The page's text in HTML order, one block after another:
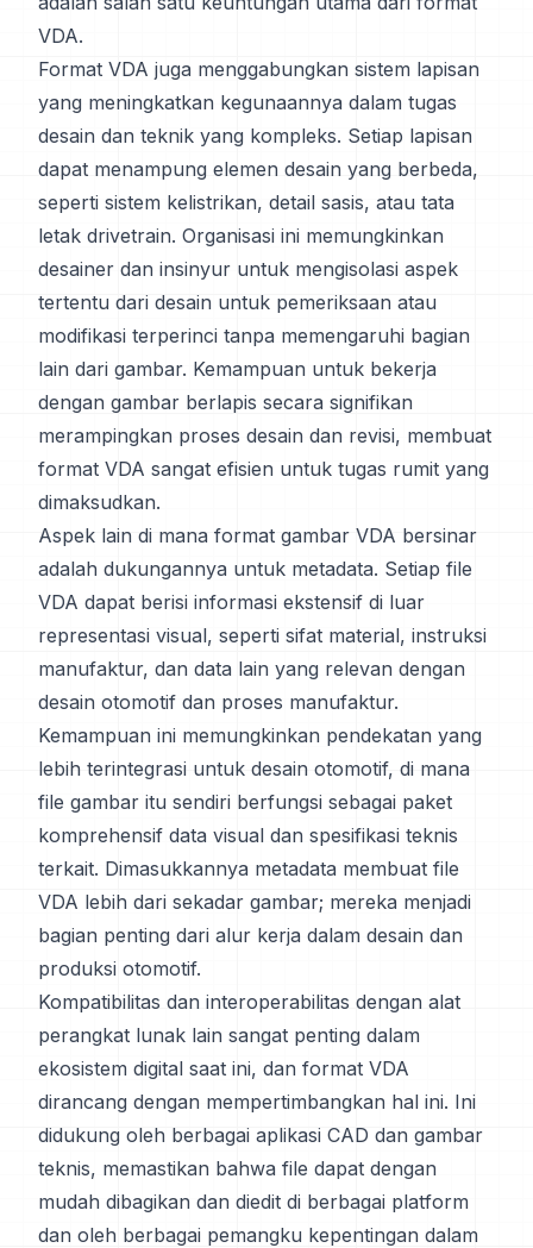
VDA.
Format VDA juga menggabungkan sistem lapisan
yang meningkatkan kegunaannya dalam tugas
desain dan teknik yang kompleks. Setiap lapisan
dapat menampung elemen desain yang berbeda,
seperti sistem kelistrikan, detail sasis, atau tata
letak drivetrain. Organisasi ini memungkinkan
desainer dan insinyur untuk mengisolasi aspek
tertentu dari desain untuk pemeriksaan atau
modifikasi terperinci tanpa memengaruhi bagian
lain dari gambar. Kemampuan untuk bekerja
dengan gambar berlapis secara signifikan
merampingkan proses desain dan revisi, membuat
format VDA sangat efisien untuk tugas rumit yang
dimaksudkan.
Aspek lain di mana format gambar VDA bersinar
adalah dukungannya untuk metadata. Setiap file
VDA dapat berisi informasi ekstensif di luar
representasi visual, seperti sifat material, instruksi
manufaktur, dan data lain yang relevan dengan
desain otomotif dan proses manufaktur.
Kemampuan ini memungkinkan pendekatan yang
lebih terintegrasi untuk desain otomotif, di mana
file gambar itu sendiri berfungsi sebagai paket
komprehensif data visual dan spesifikasi teknis
terkait. Dimasukkannya metadata membuat file
VDA lebih dari sekadar gambar; mereka menjadi
bagian penting dari alur kerja dalam desain dan
produksi otomotif.
Kompatibilitas dan interoperabilitas dengan alat
perangkat lunak lain sangat penting dalam
ekosistem digital saat ini, dan format VDA
dirancang dengan mempertimbangkan hal ini. Ini
didukung oleh berbagai aplikasi CAD dan gambar
teknis, memastikan bahwa file dapat dengan
mudah dibagikan dan diedit di berbagai platform
dan oleh berbagai pemangku kepentingan dalam